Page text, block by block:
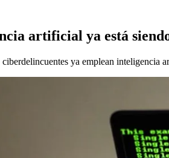
artificial ya está
ya emplean inteligencia